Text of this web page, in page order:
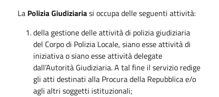
La Polizia Giudiziariasi occupa delle seguenti attività:
della gestione delle attività di polizia giudiziaria
del Corpo di Polizia Locale, siano esse attività di
iniziativa o siano esse attività delegate
dall’Autorità Giudiziaria. A tal fine il servizio redige
gli atti destinati alla Procura della Repubblica e/o
agli altri soggetti istituzionali;